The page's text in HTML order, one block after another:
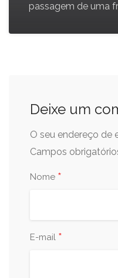
passagem de uma
Deixe um
O seu endereço de
Campos
Nome *
E-mail *